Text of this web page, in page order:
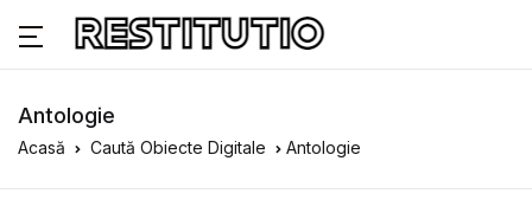
Antologie
Acasă Caută Obiecte Digitale Antologie